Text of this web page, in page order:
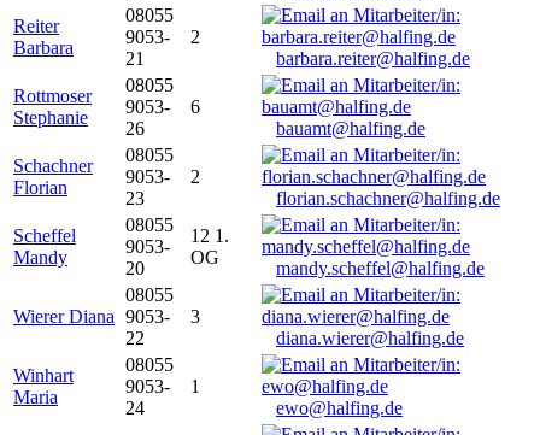
Reiter
Barbara
08055
9053-
21
2
barbara.reiter@halfing.de
Rottmoser
Stephanie
08055
9053-
26
6
bauamt@halfing.de
Schachner
Florian
08055
9053-
23
2
florian.schachner@halfing.de
Scheffel
Mandy
08055
9053-
20
12 1.
OG
mandy.scheffel@halfing.de
Wierer Diana
08055
9053-
22
3
diana.wierer@halfing.de
Winhart
Maria
08055
9053-
24
1
ewo@halfing.de